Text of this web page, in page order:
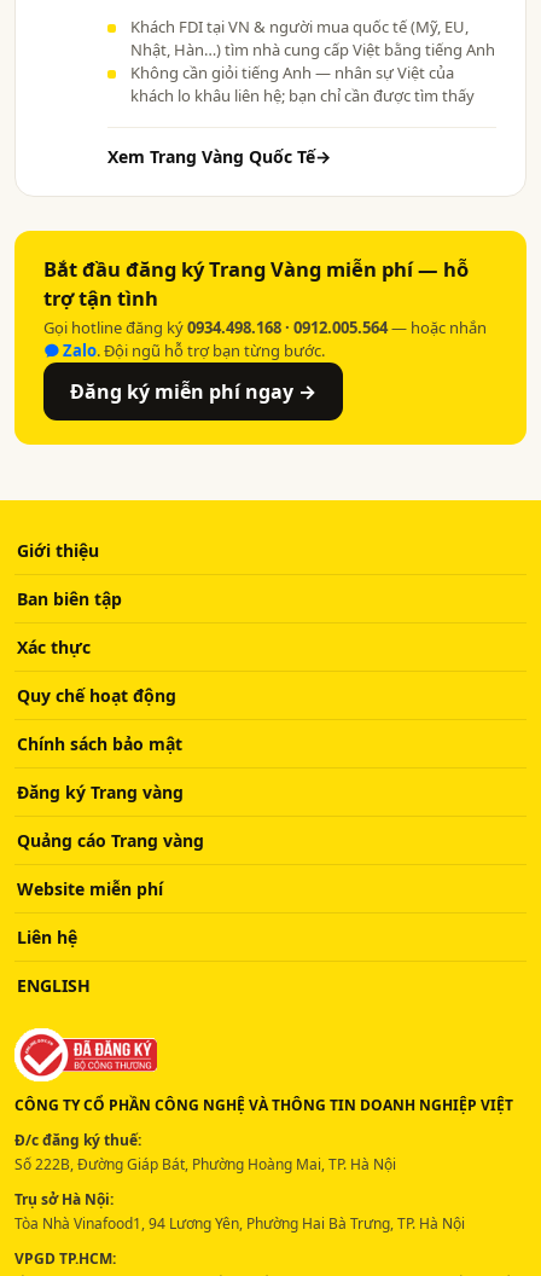
Khách FDI tại VN & người mua quốc tế (Mỹ, EU,
Nhật, Hàn…) tìm nhà cung cấp Việt bằng tiếng Anh
Không cần giỏi tiếng Anh — nhân sự Việt của
khách lo khâu liên hệ; bạn chỉ cần được tìm thấy
Xem Trang Vàng Quốc Tế→
Bắt đầu đăng ký Trang Vàng miễn phí — hỗ
trợ tận tình
Gọi hotline đăng ký0934.498.168 · 0912.005.564— hoặc nhắn
Zalo. Đội ngũ hỗ trợ bạn từng bước.
Đăng ký miễn phí ngay →
Giới thiệu
Ban biên tập
Xác thực
Quy chế hoạt động
Chính sách bảo mật
Đăng ký Trang vàng
Quảng cáo Trang vàng
Website miễn phí
Liên hệ
ENGLISH
CÔNG TY CỔ PHẦN CÔNG NGHỆ VÀ THÔNG TIN DOANH NGHIỆP VIỆT
Đ/c đăng ký thuế:
Số 222B, Đường Giáp Bát, Phường Hoàng Mai, TP. Hà Nội
Trụ sở Hà Nội:
Tòa Nhà Vinafood1, 94 Lương Yên, Phường Hai Bà Trưng, TP. Hà Nội
VPGD TP.HCM: